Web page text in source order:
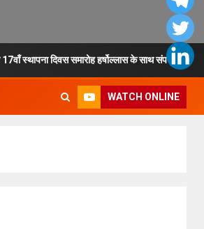
स्थापना दिवस समारोह हर्षोल्लास के साथ संपन्न*
WATCH ONLINE